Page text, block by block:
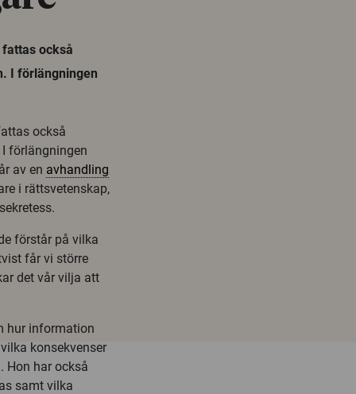
också
I förlängningen
också
förlängningen
av en avhandling
i rättsvetenskap,
förstår på vilka
får vi större
det vår vilja att
hur information
konsekvenser
Hon har också
samt vilka